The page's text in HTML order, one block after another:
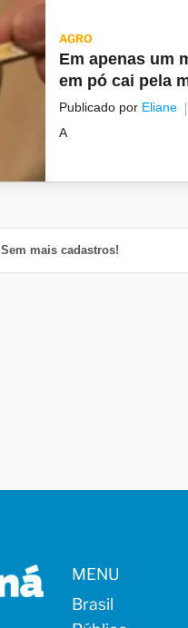
AGRO
Em apenas um
em pó cai pela
Publicado por Eliane
A
Sem mais cadastros!
MENU
Brasil